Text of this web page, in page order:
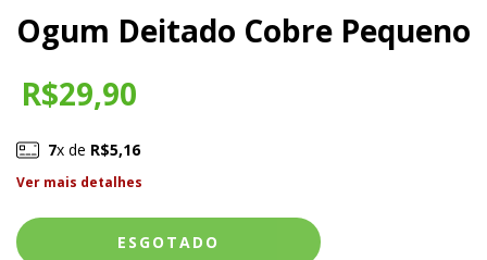
Ogum Deitado Cobre Pequeno
R$29,90
7x de R$5,16
Ver mais detalhes